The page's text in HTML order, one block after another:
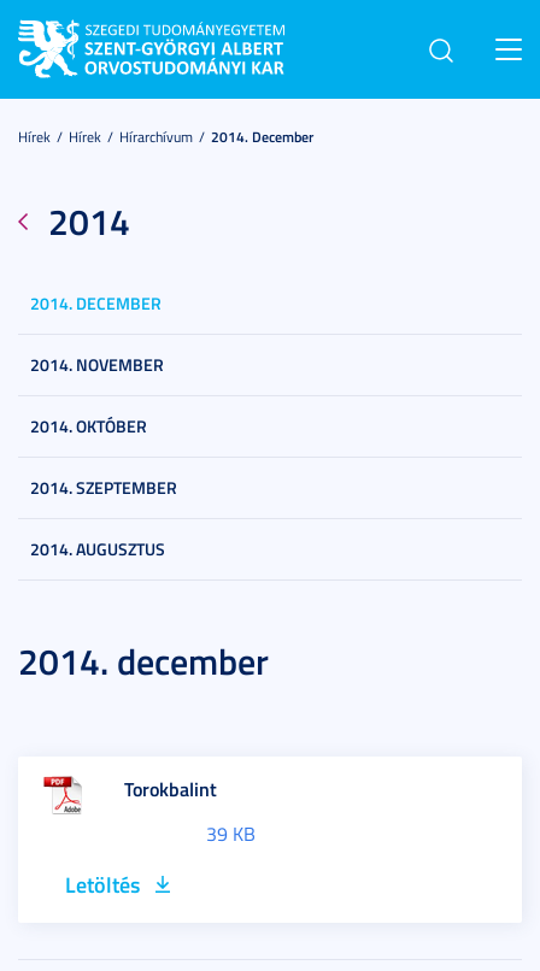
Hírek Hírek Hírarchívum 2014. December
2014
2014. DECEMBER
2014. NOVEMBER
2014. OKTÓBER
2014. SZEPTEMBER
2014. AUGUSZTUS
2014. december
Torokbalint
39 KB
Letöltés